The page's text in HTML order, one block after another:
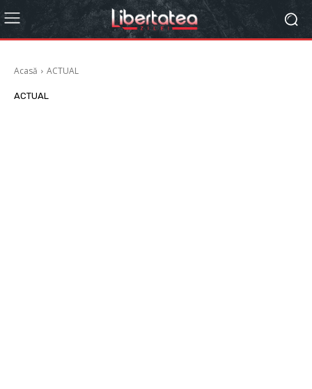
Acasă ACTUAL
ACTUAL